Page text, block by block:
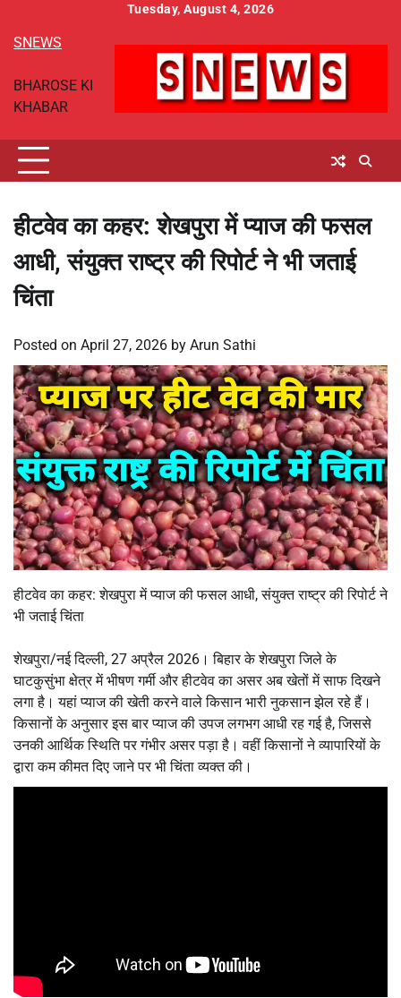
content
Tuesday, August 4, 2026
SNEWS
BHAROSE KI
KHABAR
हीटवेव का कहर: शेखपुरा में प्याज की फसल
आधी, संयुक्त राष्ट्र की रिपोर्ट ने भी जताई
चिंता
Posted on April 27, 2026 by Arun Sathi
हीटवेव का कहर: शेखपुरा में प्याज की फसल आधी, संयुक्त राष्ट्र की रिपोर्ट ने
भी जताई चिंता
शेखपुरा/नई दिल्ली, 27 अप्रैल 2026। बिहार के शेखपुरा जिले के
घाटकुसुंभा क्षेत्र में भीषण गर्मी और हीटवेव का असर अब खेतों में साफ दिखने
लगा है। यहां प्याज की खेती करने वाले किसान भारी नुकसान झेल रहे हैं।
किसानों के अनुसार इस बार प्याज की उपज लगभग आधी रह गई है, जिससे
उनकी आर्थिक स्थिति पर गंभीर असर पड़ा है। वहीं किसानों ने व्यापारियों के
द्वारा कम कीमत दिए जाने पर भी चिंता व्यक्त की।